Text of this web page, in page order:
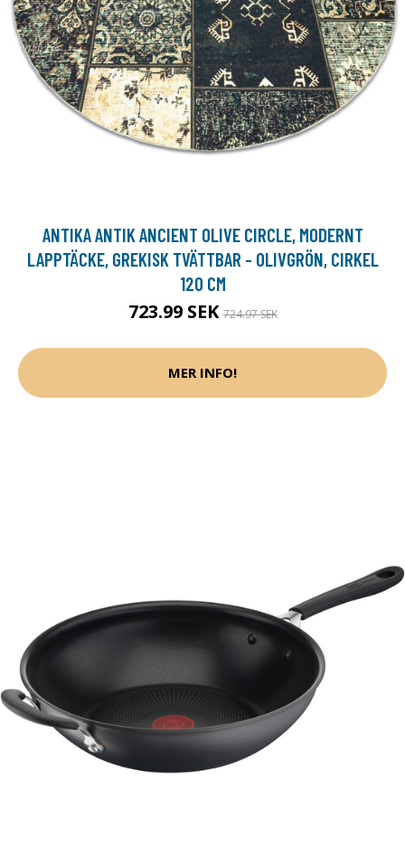
ANTIKA ANTIK ANCIENT OLIVE CIRCLE, MODERNT
LAPPTÄCKE, GREKISK TVÄTTBAR - OLIVGRÖN, CIRKEL
120 CM
723.99 SEK724.97 SEK
MER INFO!